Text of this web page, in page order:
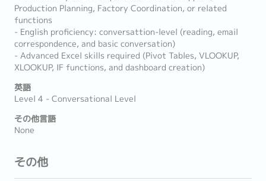
Production Planning, Factory Coordination, or related
functions
- English proficiency: conversattion-level (reading, email
correspondence, and basic conversation)
- Advanced Excel skills required (Pivot Tables, VLOOKUP,
XLOOKUP, IF functions, and dashboard creation)
英語
Level 4 - Conversational Level
その他言語
None
その他